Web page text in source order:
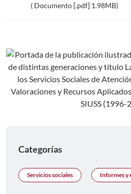
( Documento [.pdf] 1.98MB)
Categorías
Servicios sociales Informes y